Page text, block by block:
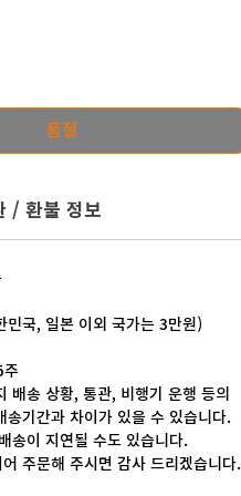
품절
/ 환불 정보
민국, 일본 이외 국가는 3만원)
주
배송 상황, 통관, 비행기 운행 등의
송기간과 차이가 있을 수 있습니다.
송이 지연될 수도 있습니다.
주문해 주시면 감사 드리겠습니다.